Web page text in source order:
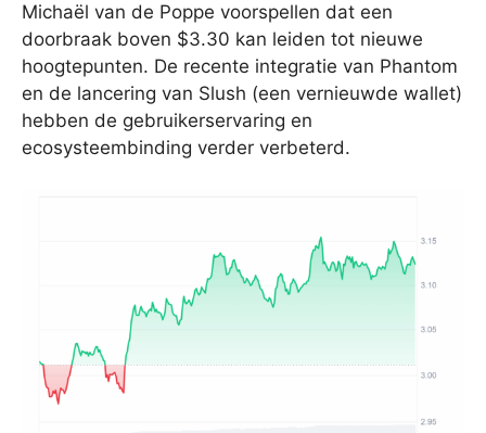
Michaël van de Poppe voorspellen dat een
doorbraak boven $3.30 kan leiden tot nieuwe
hoogtepunten. De recente integratie van Phantom
en de lancering van Slush (een vernieuwde wallet)
hebben de gebruikerservaring en
ecosysteembinding verder verbeterd.